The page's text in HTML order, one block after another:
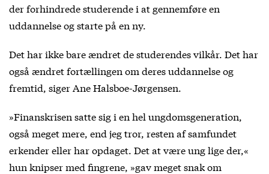
der forhindrede studerende i at gennemføre en
uddannelse og starte på en ny.
Det har ikke bare ændret de studerendes vilkår. Det har
også ændret fortællingen om deres uddannelse og
fremtid, siger Ane Halsboe-Jørgensen.
»Finanskrisen satte sig i en hel ungdomsgeneration,
også meget mere, end jeg tror, resten af samfundet
erkender eller har opdaget. Det at være ung lige der,«
hun knipser med fingrene, »gav meget snak om